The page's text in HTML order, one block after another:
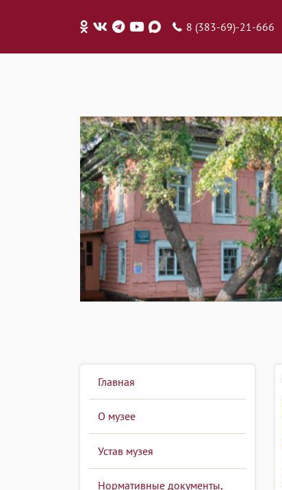
8 (383-69)-21-666
Главная
О музее
Устав музея
Нормативные документы,